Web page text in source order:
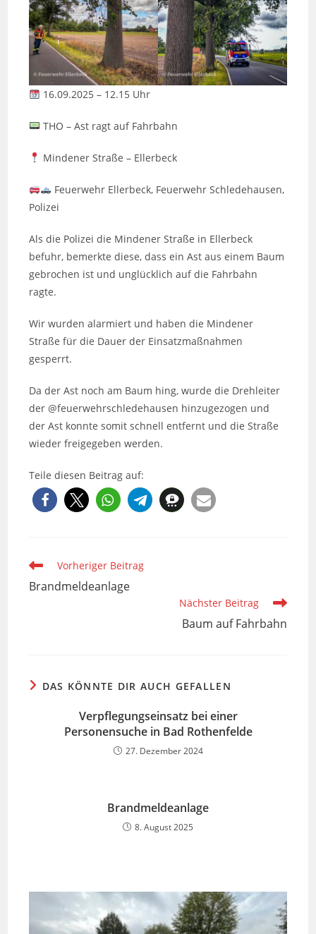
16.09.2025 – 12.15 Uhr
THO – Ast ragt auf Fahrbahn
Mindener Straße – Ellerbeck
Feuerwehr Ellerbeck, Feuerwehr Schledehausen,
Polizei
Als die Polizei die Mindener Straße in Ellerbeck
befuhr, bemerkte diese, dass ein Ast aus einem Baum
gebrochen ist und unglücklich auf die Fahrbahn
ragte.
Wir wurden alarmiert und haben die Mindener
Straße für die Dauer der Einsatzmaßnahmen
gesperrt.
Da der Ast noch am Baum hing, wurde die Drehleiter
der @feuerwehrschledehausen hinzugezogen und
der Ast konnte somit schnell entfernt und die Straße
wieder freigegeben werden.
Teile diesen Beitrag auf:
Weitere
ansehen
Vorheriger Beitrag
Brandmeldeanlage
Nächster Beitrag
Baum auf Fahrbahn
DAS KÖNNTE DIR AUCH GEFALLEN
Verpflegungseinsatz bei einer
Personensuche in Bad Rothenfelde
27. Dezember 2024
Brandmeldeanlage
8. August 2025